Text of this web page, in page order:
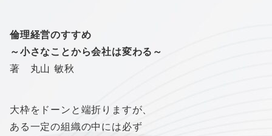
倫理経営のすすめ
～小さなことから会社は変わる～
著 丸山 敏秋
大枠をドーンと端折りますが、
ある一定の組織の中には必ず